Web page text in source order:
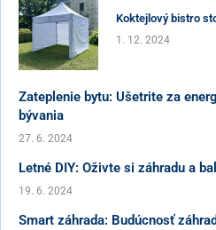
Koktejlový bistro
1. 12. 2024
Zateplenie bytu: Ušetrite za
bývania
27. 6. 2024
Letné DIY: Oživte si záhradu a
19. 6. 2024
Smart záhrada: Budúcnosť